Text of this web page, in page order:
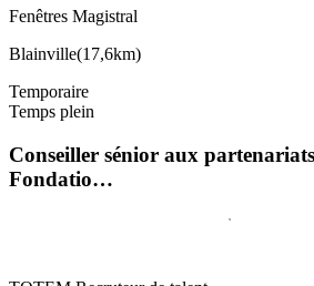
Fenêtres Magistral
Blainville(17,6km)
Temporaire
Temps plein
Conseiller sénior aux
Fondatio…